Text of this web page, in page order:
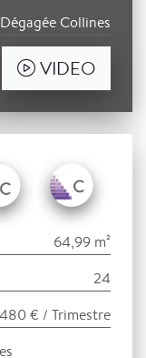
Dégagée Collines
VIDEO
64,99 m²
24
480 € / Trimestre